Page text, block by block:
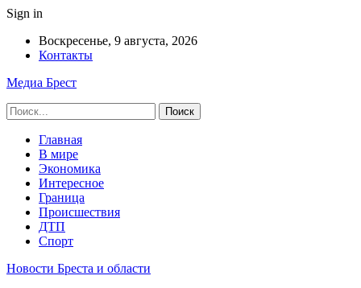
Sign in
Воскресенье, 9 августа, 2026
Контакты
Медиа Брест
Главная
В мире
Экономика
Интересное
Граница
Происшествия
ДТП
Спорт
Новости Бреста и области